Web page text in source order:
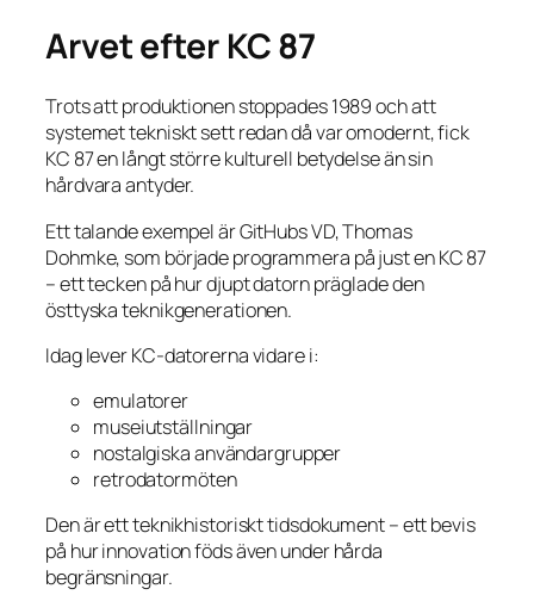
Arvet efter KC 87
Trots att produktionen stoppades 1989 och att
systemet tekniskt sett redan då var omodernt, fick
KC 87 en långt större kulturell betydelse än sin
hårdvara antyder.
Ett talande exempel är GitHubs VD, Thomas
Dohmke, som började programmera på just en KC 87
– ett tecken på hur djupt datorn präglade den
östtyska teknikgenerationen.
Idag lever KC-datorerna vidare i:
emulatorer
museiutställningar
nostalgiska användargrupper
retrodatormöten
Den är ett teknikhistoriskt tidsdokument – ett bevis
på hur innovation föds även under hårda
begränsningar.